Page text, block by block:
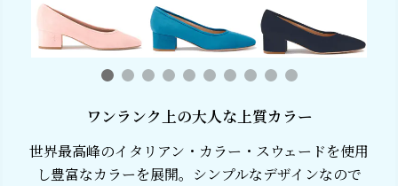
ワンランク上の大人な上質カラー
世界最高峰のイタリアン・カラー・スウェードを使用
し豊富なカラーを展開。シンプルなデザインなので